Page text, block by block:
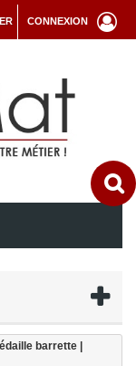
CONNEXION
barrette |